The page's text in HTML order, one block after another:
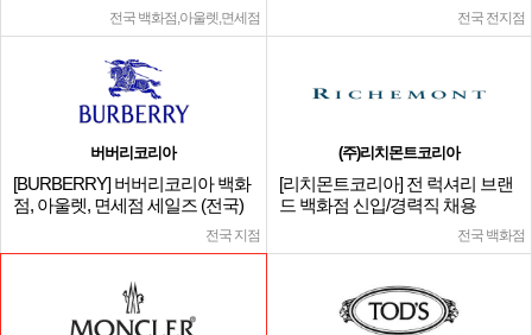
전국 백화점,아울렛,면세점 전국 전지점
버버리코리아
[BURBERRY] 버버리코리아 백화
점, 아울렛, 면세점 세일즈 (전국)
전국 지점
(주)리치몬트코리아
[리치몬트코리아] 전 럭셔리 브랜
드 백화점 신입/경력직 채용
전국 백화점